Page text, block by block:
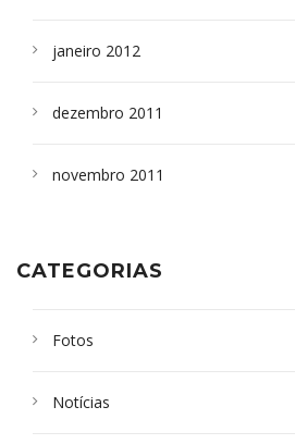
janeiro 2012
dezembro 2011
novembro 2011
CATEGORIAS
Fotos
Notícias